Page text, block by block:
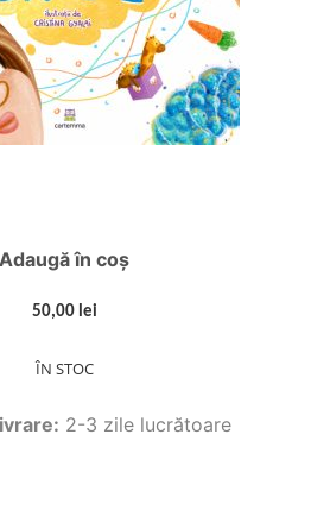
Adaugă în coș
50,00 lei
ÎN STOC
2-3 zile lucrătoare